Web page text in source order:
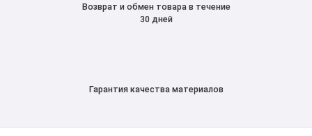
Возврат и обмен товара в течение
30 дней
Гарантия качества материалов